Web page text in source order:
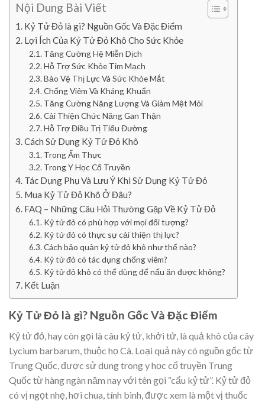
Nội Dung Bài Viết
Kỷ Tử Đỏ là gì? Nguồn Gốc Và Đặc Điểm
Lợi Ích Của Kỷ Tử Đỏ Khô Cho Sức Khỏe
Tăng Cường Hệ Miễn Dịch
Hỗ Trợ Sức Khỏe Tim Mạch
Bảo Vệ Thị Lực Và Sức Khỏe Mắt
Chống Viêm Và Kháng Khuẩn
Tăng Cường Năng Lượng Và Giảm Mệt Mỏi
Cải Thiện Chức Năng Gan Thận
Hỗ Trợ Điều Trị Tiểu Đường
Cách Sử Dụng Kỷ Tử Đỏ Khô
Trong Ẩm Thực
Trong Y Học Cổ Truyền
Tác Dụng Phụ Và Lưu Ý Khi Sử Dụng Kỷ Tử Đỏ
Mua Kỷ Tử Đỏ Khô Ở Đâu?
FAQ – Những Câu Hỏi Thường Gặp Về Kỷ Tử Đỏ
Kỷ tử đỏ có phù hợp với mọi đối tượng?
Kỷ tử đỏ có thực sự cải thiện thị lực?
Cách bảo quản kỷ tử đỏ khô như thế nào?
Kỷ tử đỏ có tác dụng chống viêm?
Kỷ tử đỏ khô có thể dùng để nấu ăn được không?
Kết Luận
Kỷ Tử Đỏ là gì? Nguồn Gốc Và Đặc Điểm
Kỷ tử đỏ, hay còn gọi là câu kỷ tử, khởi tử, là quả khô của cây
Lycium barbarum, thuộc họ Cà. Loại quả này có nguồn gốc từ
Trung Quốc, được sử dụng trong y học cổ truyền Trung
Quốc từ hàng ngàn năm nay với tên gọi “cẩu kỷ tử”. Kỷ tử đỏ
có vị ngọt nhẹ, hơi chua, tính bình, được xem là một vị thuốc